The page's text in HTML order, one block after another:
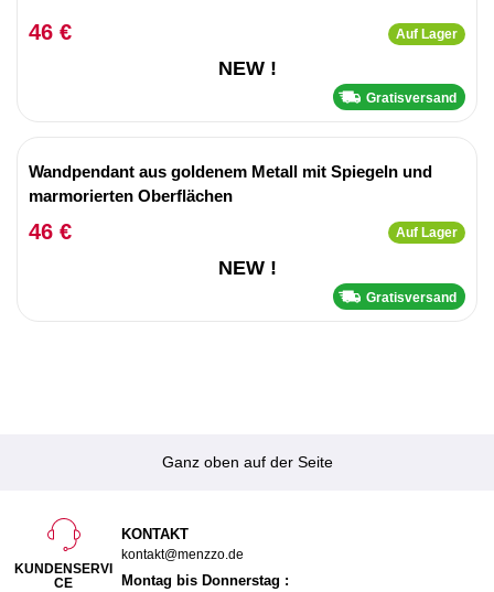
46 € Auf Lager
NEW !
Gratisversand
Wandpendant aus goldenem Metall mit Spiegeln und
marmorierten Oberflächen
46 € Auf Lager
NEW !
Gratisversand
Ganz oben auf der Seite
KUNDENSERVI
CE
KONTAKT
kontakt@menzzo.de
Montag bis Donnerstag :